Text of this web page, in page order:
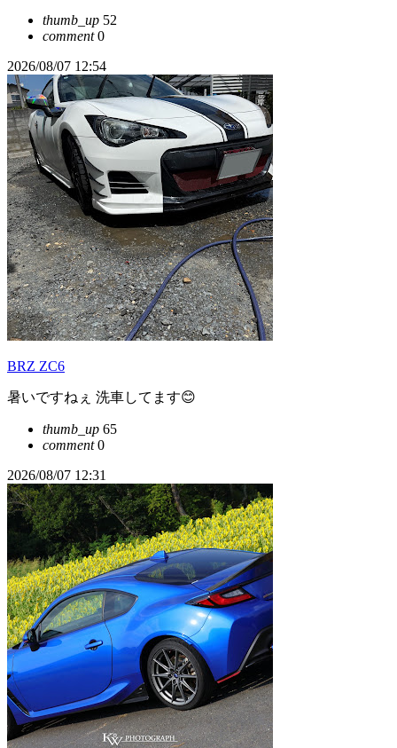
thumb_up 52
comment0
2026/08/07 12:54
BRZ ZC6
暑いですねぇ 洗車してます😊
thumb_up 65
comment0
2026/08/07 12:31